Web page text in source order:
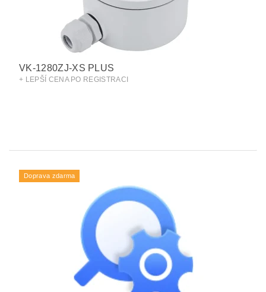
VK-1280ZJ-XS PLUS
+ LEPŠÍ CENA PO REGISTRACI
Doprava zdarma